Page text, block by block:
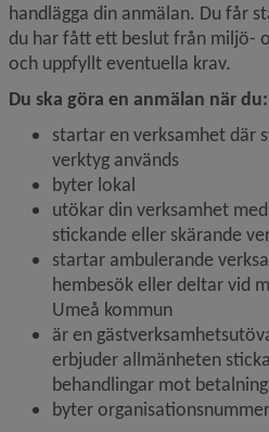
handlägga din anmälan. Du får
du har fått ett beslut från miljö-
och uppfyllt eventuella krav.
Du ska göra en anmälan när du:
startar en verksamhet där
verktyg används
byter lokal
utökar din verksamhet
stickande eller skärande
startar ambulerande
hembesök eller deltar vid
Umeå kommun
är en
erbjuder allmänheten
behandlingar mot betalning
byter organisationsnummer